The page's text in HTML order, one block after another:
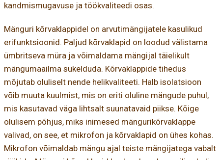
kandmismugavuse ja töökvaliteedi osas.
Mänguri kõrvaklappidel on arvutimängijatele kasulikud
erifunktsioonid. Paljud kõrvaklapid on loodud välistama
ümbritseva müra ja võimaldama mängijal täielikult
mängumaailma sukelduda. Kõrvaklappide tihedus
mõjutab oluliselt nende helikvaliteeti. Halb isolatsioon
võib muuta kuulmist, mis on eriti oluline mängude puhul,
mis kasutavad väga lihtsalt suunatavaid piikse. Kõige
olulisem põhjus, miks inimesed mängurikõrvaklappe
valivad, on see, et mikrofon ja kõrvaklapid on ühes kohas.
Mikrofon võimaldab mängu ajal teiste mängijatega vabalt